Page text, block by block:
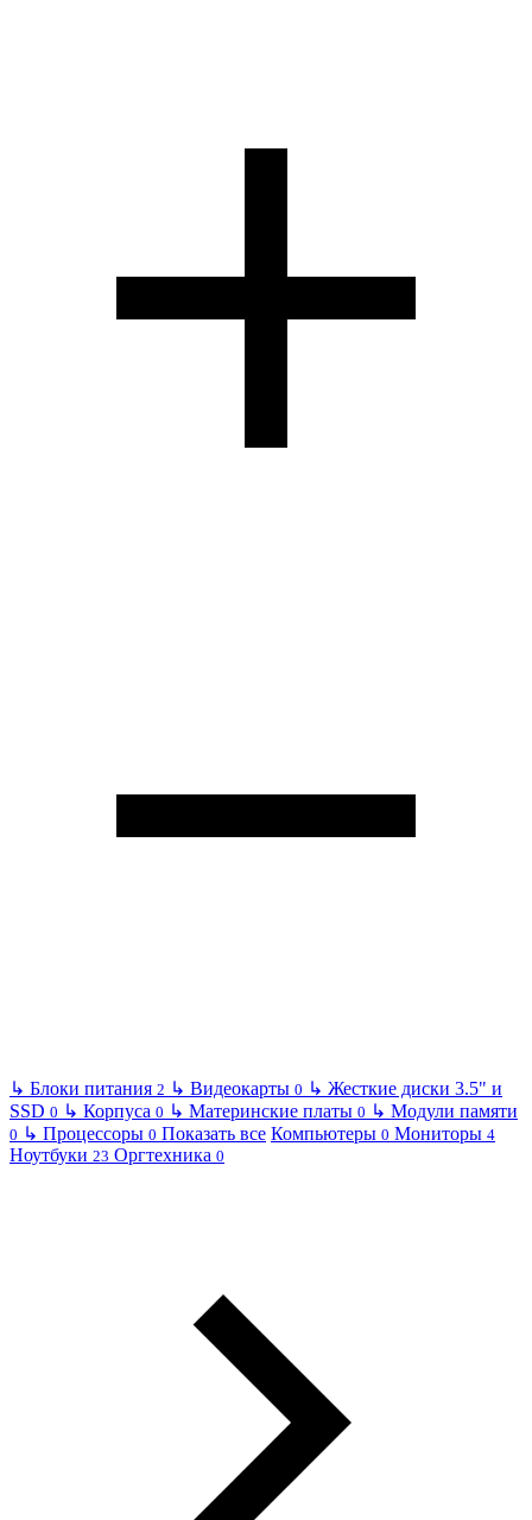
↳ Блоки питания 2 ↳ Видеокарты 0 ↳ Жесткие диски 3.5" и
SSD 0 ↳ Корпуса 0 ↳ Материнские платы 0 ↳ Модули памяти
0 ↳ Процессоры 0 Показать все Компьютеры 0 Мониторы 4
Ноутбуки 23 Оргтехника 0